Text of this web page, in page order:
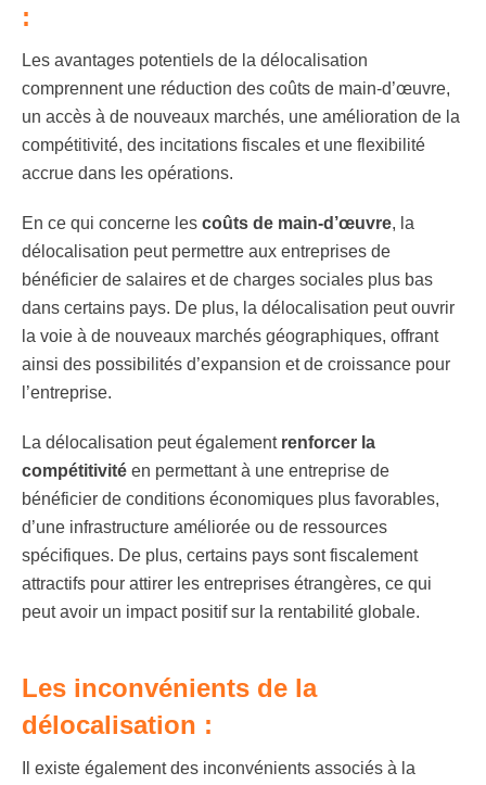
:
Les avantages potentiels de la délocalisation
comprennent une réduction des coûts de main-d’œuvre,
un accès à de nouveaux marchés, une amélioration de la
compétitivité, des incitations fiscales et une flexibilité
accrue dans les opérations.
En ce qui concerne les coûts de main-d’œuvre, la
délocalisation peut permettre aux entreprises de
bénéficier de salaires et de charges sociales plus bas
dans certains pays. De plus, la délocalisation peut ouvrir
la voie à de nouveaux marchés géographiques, offrant
ainsi des possibilités d’expansion et de croissance pour
l’entreprise.
La délocalisation peut également renforcer la
compétitivité en permettant à une entreprise de
bénéficier de conditions économiques plus favorables,
d’une infrastructure améliorée ou de ressources
spécifiques. De plus, certains pays sont fiscalement
attractifs pour attirer les entreprises étrangères, ce qui
peut avoir un impact positif sur la rentabilité globale.
Les inconvénients de la
délocalisation :
Il existe également des inconvénients associés à la